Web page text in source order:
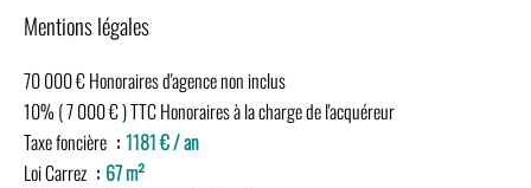
Mentions légales
70 000 € Honoraires d'agence non inclus
10% ( 7 000 € ) TTC Honoraires à la charge de l'acquéreur
Taxe foncière
1181 € / an
Loi Carrez
67 m²